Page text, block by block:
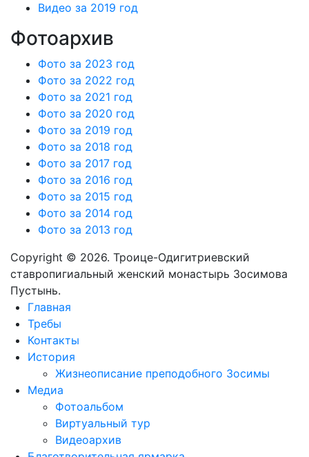
Видео за 2019 год
Фотоархив
Фото за 2023 год
Фото за 2022 год
Фото за 2021 год
Фото за 2020 год
Фото за 2019 год
Фото за 2018 год
Фото за 2017 год
Фото за 2016 год
Фото за 2015 год
Фото за 2014 год
Фото за 2013 год
Copyright © 2026. Троице-Одигитриевский
ставропигиальный женский монастырь Зосимова
Пустынь.
Главная
Требы
Контакты
История
Жизнеописание преподобного Зосимы
Медиа
Фотоальбом
Виртуальный тур
Видеоархив